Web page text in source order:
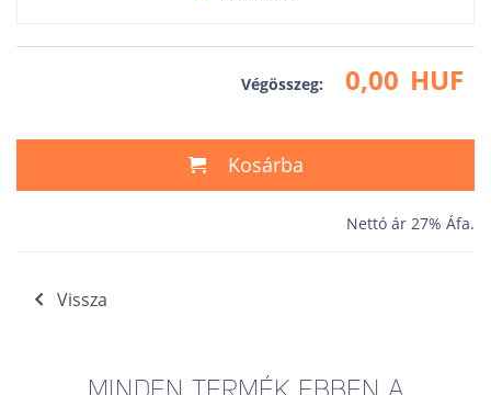
Végösszeg: 0,00 HUF
Kosárba
Nettó ár 27% Áfa.
Vissza